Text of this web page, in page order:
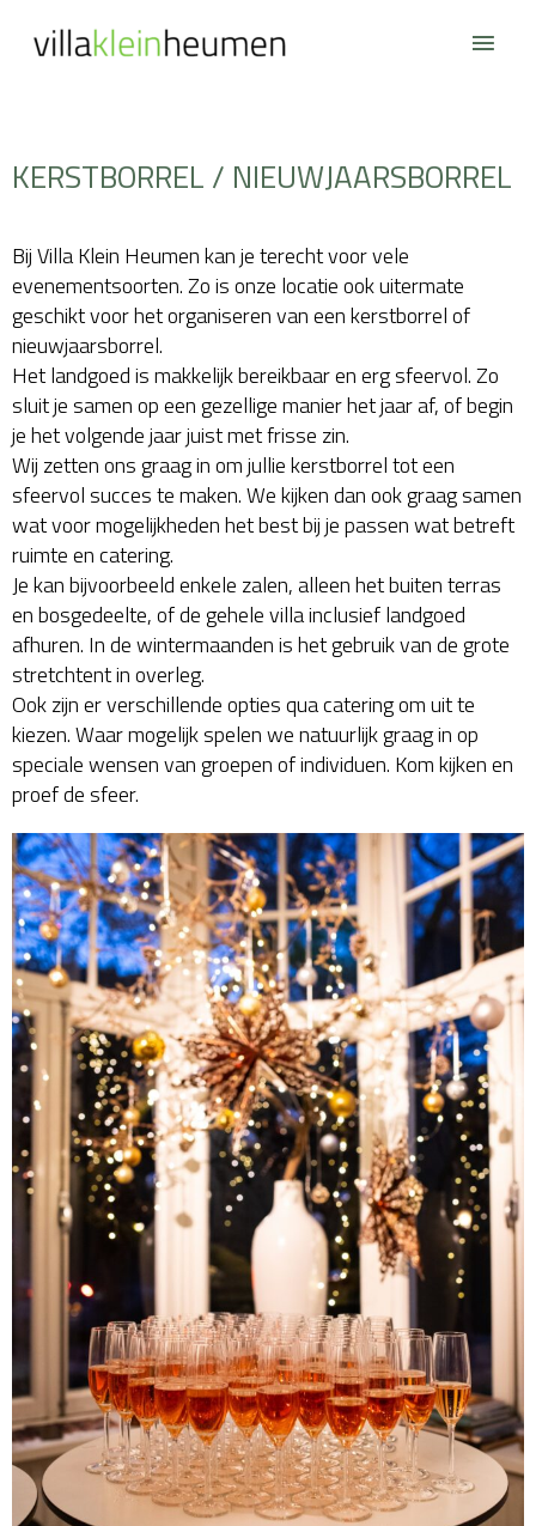
KERSTBORREL / NIEUWJAARSBORREL
Bij Villa Klein Heumen kan je terecht voor vele
evenementsoorten. Zo is onze locatie ook uitermate
geschikt voor het organiseren van een kerstborrel of
nieuwjaarsborrel.
Het landgoed is makkelijk bereikbaar en erg sfeervol. Zo
sluit je samen op een gezellige manier het jaar af, of begin
je het volgende jaar juist met frisse zin.
Wij zetten ons graag in om jullie kerstborrel tot een
sfeervol succes te maken. We kijken dan ook graag samen
wat voor mogelijkheden het best bij je passen wat betreft
ruimte en catering.
Je kan bijvoorbeeld enkele zalen, alleen het buiten terras
en bosgedeelte, of de gehele villa inclusief landgoed
afhuren. In de wintermaanden is het gebruik van de grote
stretchtent in overleg.
Ook zijn er verschillende opties qua catering om uit te
kiezen. Waar mogelijk spelen we natuurlijk graag in op
speciale wensen van groepen of individuen. Kom kijken en
proef de sfeer.